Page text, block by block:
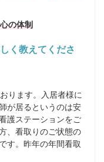
の体制
く教えてくださ
ります。入居者様に
が居るというのは安
護ステーションをご
、看取りのご状態の
す。昨年の年間看取